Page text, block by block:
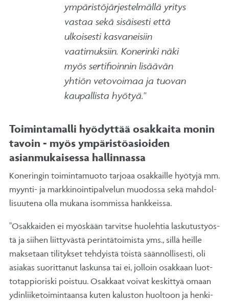
ympäristöjärjestelmällä yritys
vastaa sekä sisäisesti että
ulkoisesti kasvaneisiin
vaatimuksiin. Konerinki näki
myös sertifioinnin lisäävän
yhtiön vetovoimaa ja tuovan
kaupallista hyötyä."
Toimintamalli hyödyttää osakkaita monin
tavoin - myös ympäristöasioiden
asianmukaisessa hallinnassa
Ko­ne­rin­gin toi­min­ta­muo­to tar­jo­aa osak­kail­le hyö­ty­jä mm.
myyn­ti- ja mark­ki­noin­ti­pal­ve­lun muo­dos­sa se­kä mah­dol­
li­suu­te­na ol­la mu­ka­na isom­mis­sa hank­keis­sa.
"Osak­kai­den ei myös­kään tar­vit­se huo­leh­tia las­ku­tus­työs­
tä ja sii­hen liit­ty­väs­tä pe­rin­tä­toi­mis­ta yms., sil­lä heil­le
mak­se­taan ti­li­tyk­set teh­dyis­tä töis­tä sään­nöl­li­ses­ti, oli
asia­kas suo­rit­ta­nut las­kun­sa tai ei, jol­loin osak­kaan luot­
to­tap­pio­ris­ki pois­tuu. Osak­kaat voi­vat kes­kit­tyä omaan
ydin­lii­ke­toi­min­taan­sa ku­ten ka­lus­ton huol­toon ja hen­ki­